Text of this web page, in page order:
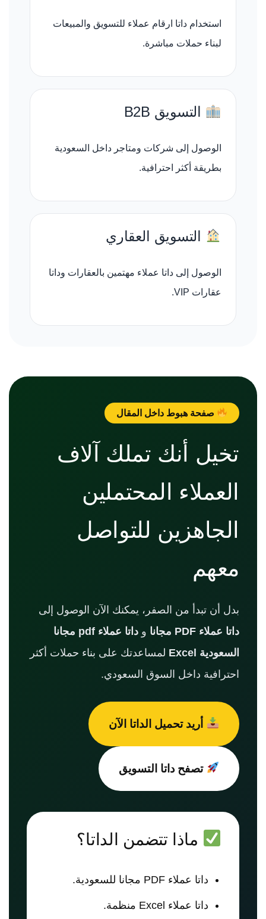
استخدام داتا ارقام عملاء للتسويق والمبيعات
لبناء حملات مباشرة.
التسويق B2B
الوصول إلى شركات ومتاجر داخل السعودية
بطريقة أكثر احترافية.
التسويق العقاري
الوصول إلى داتا عملاء مهتمين بالعقارات وداتا
عقارات VIP.
صفحة هبوط داخل المقال
تخيل أنك تملك آلاف
العملاء المحتملين
الجاهزين للتواصل
معهم
بدل أن تبدأ من الصفر، يمكنك الآن الوصول إلى
داتا عملاء PDF مجانا
و
داتا عملاء pdf مجانا
السعودية Excel
لمساعدتك على بناء حملات أكثر
احترافية داخل السوق السعودي.
أريد تحميل الداتا الآن
تصفح داتا التسويق
ماذا تتضمن الداتا؟
داتا عملاء PDF مجانا للسعودية.
داتا عملاء Excel منظمة.